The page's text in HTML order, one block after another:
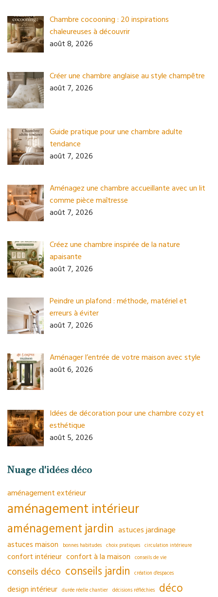
Chambre cocooning : 20 inspirations
chaleureuses à découvrir
août 8, 2026
Créer une chambre anglaise au style champêtre
août 7, 2026
Guide pratique pour une chambre adulte
tendance
août 7, 2026
Aménagez une chambre accueillante avec un lit
comme pièce maîtresse
août 7, 2026
Créez une chambre inspirée de la nature
apaisante
août 7, 2026
Peindre un plafond : méthode, matériel et
erreurs à éviter
août 7, 2026
Aménager l’entrée de votre maison avec style
août 6, 2026
Idées de décoration pour une chambre cozy et
esthétique
août 5, 2026
Nuage d'idées déco
aménagement extérieur
aménagement intérieur
aménagement jardin astuces jardinage
astuces maison
bonnes habitudes choix pratiques circulation intérieure
confort intérieur confort à la maison conseils de vie
conseils déco conseils jardin création d'espaces
design intérieur durée réelle chantier décisions réfléchies déco